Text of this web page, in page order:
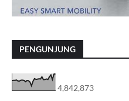
PENGUNJUNG
4,842,873